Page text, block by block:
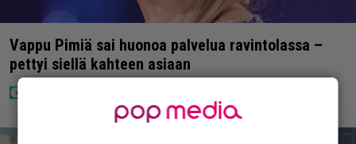
Vappu Pimiä sai huonoa palvelua ravintolassa –
pettyi siellä kahteen asiaan